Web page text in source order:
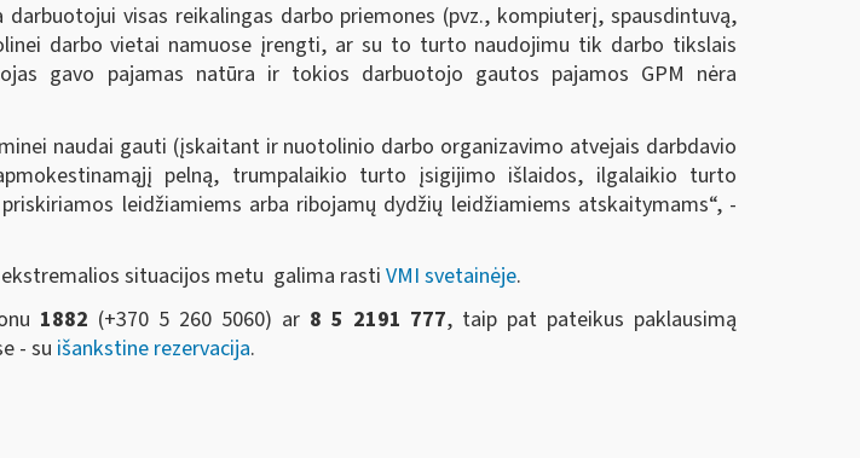
visas reikalingas darbo priemones (pvz., kompiuterį, spausdintuvą,
darbo vietai namuose įrengti, ar su to turto naudojimu tik darbo tikslais
gavo pajamas natūra ir tokios darbuotojo gautos pajamos GPM nėra
naudai gauti (įskaitant ir nuotolinio darbo organizavimo atvejais darbdavio
pelną, trumpalaikio turto įsigijimo išlaidos, ilgalaikio turto
leidžiamiems arba ribojamų dydžių leidžiamiems atskaitymams“, -
situacijos metu galima rasti VMI svetainėje.
1882 (+370 5 260 5060) ar 8 5 2191 777, taip pat pateikus paklausimą
- su išankstine rezervacija.